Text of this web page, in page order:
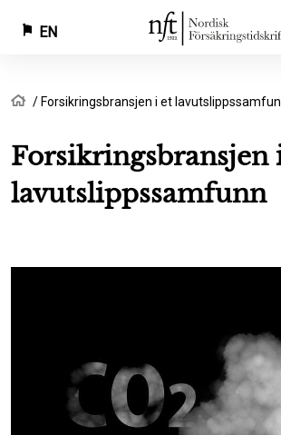
Skip
main
content
EN
Breadcrumb
Home
Forsikringsbransjen i et
Forsikringsbransjen
lavutslippssamfunn